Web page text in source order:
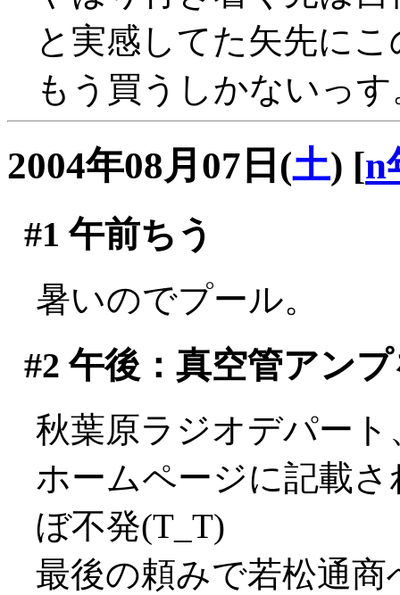
と実感してた矢先に
もう買うしかないっ
2004年08月07日(土) [n
#1 午前ちう
暑いのでプール。
#2 午後：真空管アン
秋葉原ラジオデパー
ホームページに記載
ぼ不発(T_T)
最後の頼みで若松通商